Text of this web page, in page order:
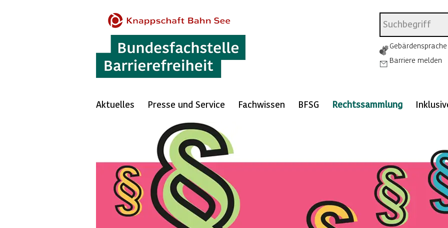
Gebärdensprache
Barriere melden
Aktuelles Presse und Service Fachwissen BFSG Rechtssammlung